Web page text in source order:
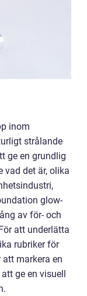
inom
strålande
ge en grundlig
vad det är, olika
glow-
av för- och
att underlätta
rubriker för
markera en
ge en visuell